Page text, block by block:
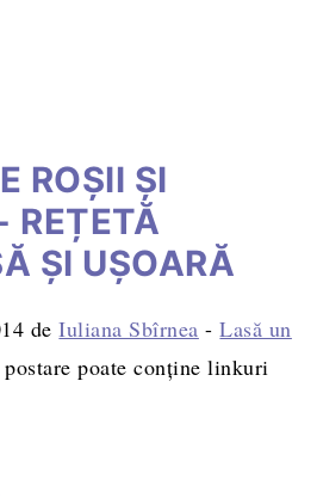
ROȘII ȘI
REȚETĂ
ȘI UȘOARĂ
deIuliana Sbîrnea -Lasă un
postare poate conține linkuri